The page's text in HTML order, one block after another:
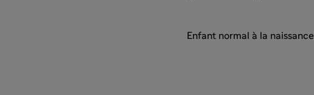
Enfant normal à la